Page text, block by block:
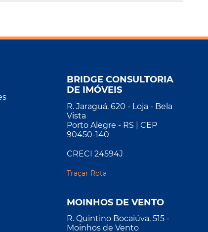
BRIDGE CONSULTORIA
DE IMÓVEIS
R. Jaraguá, 620 - Loja - Bela
Vista
Porto Alegre - RS | CEP
90450-140
CRECI 24594J
Traçar Rota
MOINHOS DE VENTO
R. Quintino Bocaiúva, 515 -
Moinhos de Vento